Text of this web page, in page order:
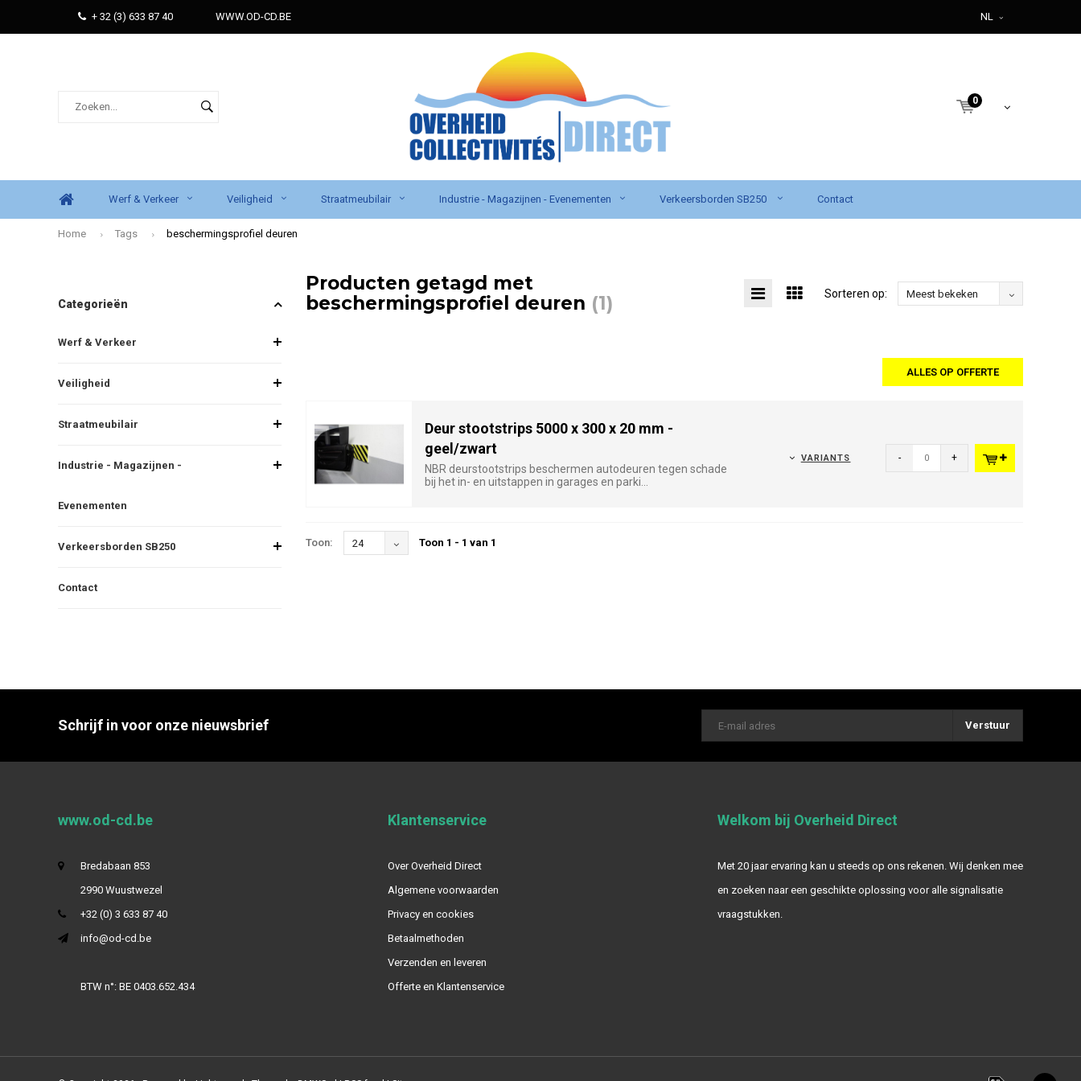
+ 32 (3) 633 87 40 WWW.OD-CD.BE NL
0
Werf & Verkeer Veiligheid Straatmeubilair Industrie - Magazijnen - Evenementen Verkeersborden SB250 Contact
Home Tags beschermingsprofiel deuren
Categorieën
Werf & Verkeer
Veiligheid
Straatmeubilair
Industrie - Magazijnen -
Evenementen
Verkeersborden SB250
Contact
Producten getagd met
beschermingsprofiel deuren (1) Sorteren op: Meest bekeken
ALLES OP OFFERTE
Deur stootstrips 5000 x 300 x 20 mm -
geel/zwart
NBR deurstootstrips beschermen autodeuren tegen schade
bij het in- en uitstappen in garages en parki...
VARIANTS - +
Toon: 24 Toon 1 - 1 van 1
Schrijf in voor onze nieuwsbrief Verstuur
www.od-cd.be
Bredabaan 853
2990 Wuustwezel
+32 (0) 3 633 87 40
info@od-cd.be
BTW n°: BE 0403.652.434
Klantenservice
Over Overheid Direct
Algemene voorwaarden
Privacy en cookies
Betaalmethoden
Verzenden en leveren
Offerte en Klantenservice
Welkom bij Overheid Direct
Met 20 jaar ervaring kan u steeds op ons rekenen. Wij denken mee
en zoeken naar een geschikte oplossing voor alle signalisatie
vraagstukken.